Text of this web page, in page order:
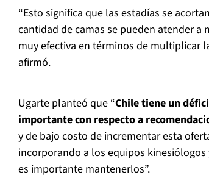
“Esto significa que las estadías se
cantidad de camas se pueden atender a
muy efectiva en términos de multiplicar
afirmó.
Ugarte planteó que “Chile tiene un
importante con respecto a
y de bajo costo de incrementar esta
incorporando a los equipos
es importante mantenerlos”.